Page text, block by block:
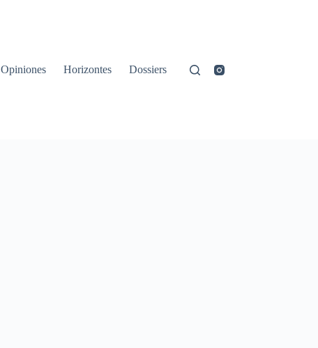
Opiniones Horizontes Dossiers